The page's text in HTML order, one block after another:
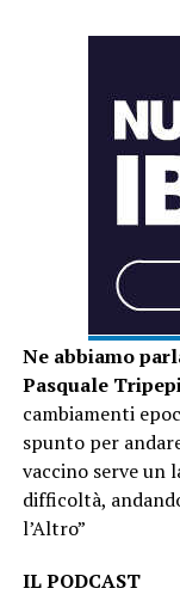
Ne abbiamo
Pasquale
cambiamenti
spunto per
vaccino serve un
difficoltà,
l’Altro”
IL PODCAST